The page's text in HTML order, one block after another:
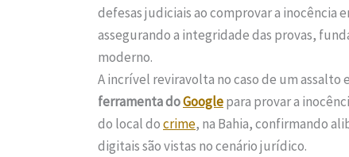
defesas judiciais ao comprovar a inocência
assegurando a integridade das provas,
moderno.
A incrível reviravolta no caso de um assalto
ferramenta doGooglepara provar a
do local docrime, na Bahia, confirmando
digitais são vistas no cenário jurídico.